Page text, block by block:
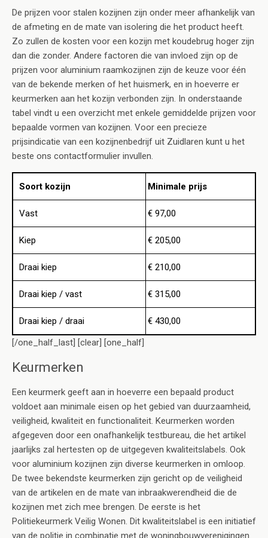
De prijzen voor stalen kozijnen zijn onder meer afhankelijk van
de afmeting en de mate van isolering die het product heeft.
Zo zullen de kosten voor een kozijn met koudebrug hoger zijn
dan die zonder. Andere factoren die van invloed zijn op de
prijzen voor aluminium raamkozijnen zijn de keuze voor één
van de bekende merken of het huismerk, en in hoeverre er
keurmerken aan het kozijn verbonden zijn. In onderstaande
tabel vindt u een overzicht met enkele gemiddelde prijzen voor
bepaalde vormen van kozijnen. Voor een precieze
prijsindicatie van een kozijnenbedrijf uit Zuidlaren kunt u het
beste ons contactformulier invullen.
Soort kozijn Minimale prijs
Vast € 97,00
Kiep € 205,00
Draai kiep € 210,00
Draai kiep / vast € 315,00
Draai kiep / draai
€ 430,00
[/one_half_last] [clear] [one_half]
Keurmerken
Een keurmerk geeft aan in hoeverre een bepaald product
voldoet aan minimale eisen op het gebied van duurzaamheid,
veiligheid, kwaliteit en functionaliteit. Keurmerken worden
afgegeven door een onafhankelijk testbureau, die het artikel
jaarlijks zal hertesten op de uitgegeven kwaliteitslabels. Ook
voor aluminium kozijnen zijn diverse keurmerken in omloop.
De twee bekendste keurmerken zijn gericht op de veiligheid
van de artikelen en de mate van inbraakwerendheid die de
kozijnen met zich mee brengen. De eerste is het
Politiekeurmerk Veilig Wonen. Dit kwaliteitslabel is een initiatief
van de politie in combinatie met de woningbouwverenigingen.